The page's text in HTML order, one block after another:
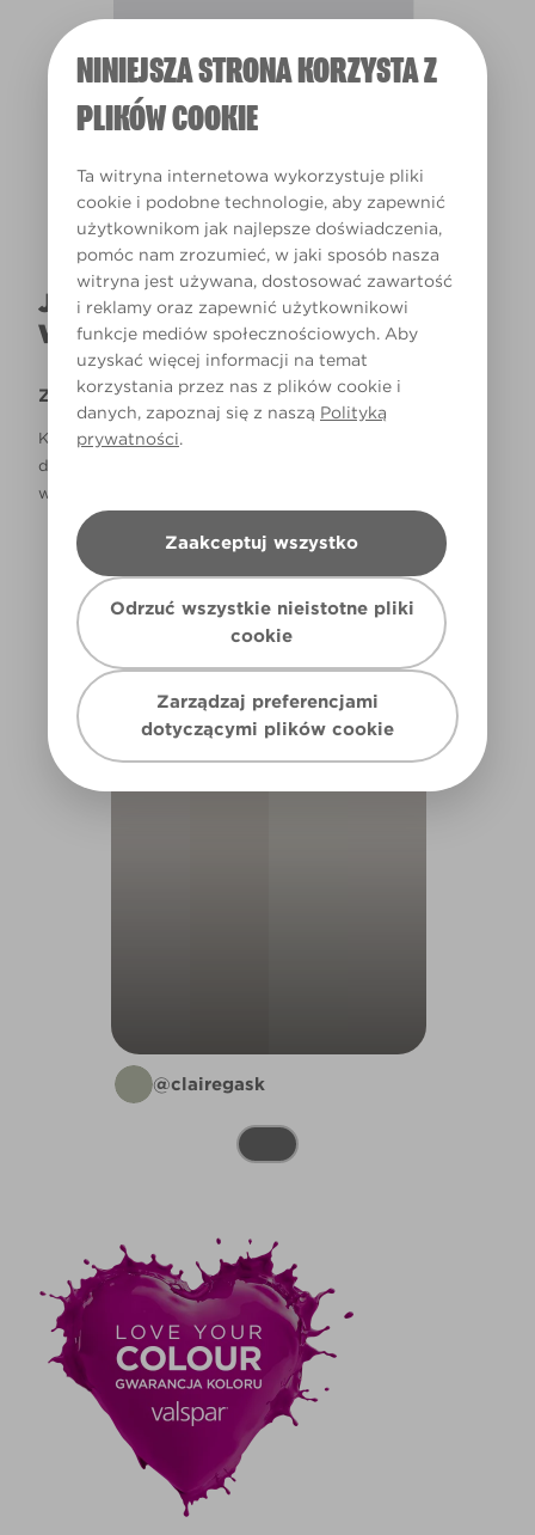
NINIEJSZA STRONA KORZYSTA Z
PLIKÓW COOKIE
Ta witryna internetowa wykorzystuje pliki
cookie i podobne technologie, aby zapewnić
użytkownikom jak najlepsze doświadczenia,
pomóc nam zrozumieć, w jaki sposób nasza
witryna jest używana, dostosować zawartość
i reklamy oraz zapewnić użytkownikowi
funkcje mediów społecznościowych. Aby
uzyskać więcej informacji na temat
korzystania przez nas z plików cookie i
danych, zapoznaj się z naszą Polityką
prywatności.
Zaakceptuj wszystko
Odrzuć wszystkie nieistotne pliki
cookie
Zarządzaj preferencjami
dotyczącymi plików cookie
JAK NAPRAWDĘ KOLOR BĘDZIE
WYGLĄDAŁ W TWOIM DOMU?
Zastrzeżenie
Kolory, które są widoczne na monitorze i/lub kolory
drukowane, mogą się różnić od rzeczywistych, dostępnych
w sklepach.
BEDROOM
@clairegask